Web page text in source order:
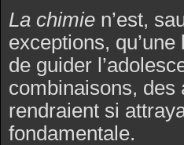
La chimie n’est,
exceptions,
de guider
combinaisons, des
rendraient si
fondamentale.